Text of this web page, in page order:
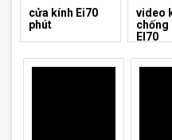
cửa kính Ei70
phút
video
chống
EI70